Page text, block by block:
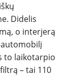
Didelis
o interjerą
to laikotarpio
– tai 110